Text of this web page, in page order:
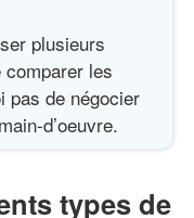
plusieurs
les
pas de négocier
d’oeuvre.
types de